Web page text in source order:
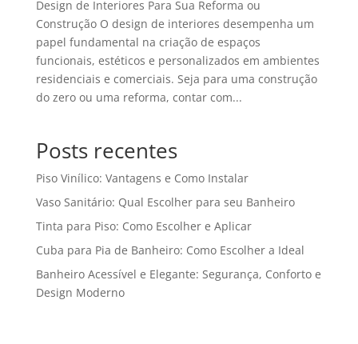
Design de Interiores Para Sua Reforma ou
Construção O design de interiores desempenha um
papel fundamental na criação de espaços
funcionais, estéticos e personalizados em ambientes
residenciais e comerciais. Seja para uma construção
do zero ou uma reforma, contar com...
Posts recentes
Piso Vinílico: Vantagens e Como Instalar
Vaso Sanitário: Qual Escolher para seu Banheiro
Tinta para Piso: Como Escolher e Aplicar
Cuba para Pia de Banheiro: Como Escolher a Ideal
Banheiro Acessível e Elegante: Segurança, Conforto e
Design Moderno